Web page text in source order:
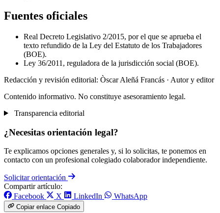
Fuentes oficiales
Real Decreto Legislativo 2/2015, por el que se aprueba el
texto refundido de la Ley del Estatuto de los Trabajadores
(BOE).
Ley 36/2011, reguladora de la jurisdicción social (BOE).
Redacción y revisión editorial: Òscar Aleñá Francás · Autor y editor
Contenido informativo. No constituye asesoramiento legal.
Transparencia editorial
¿Necesitas orientación legal?
Te explicamos opciones generales y, si lo solicitas, te ponemos en
contacto con un profesional colegiado colaborador independiente.
Solicitar orientación
Compartir artículo:
Facebook
X LinkedIn WhatsApp
Copiar enlace Copiado